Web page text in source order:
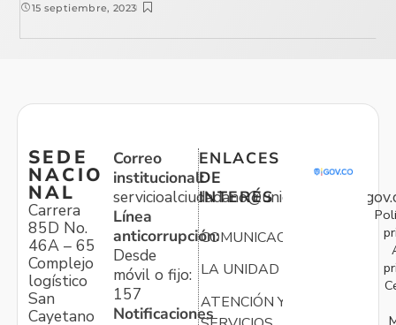
15 septiembre, 2023
SEDE
NACIO
NAL
Carrera
85D No.
46A – 65
Complejo
logístico
San
Cayetano
Correo
institucional:
Línea
anticorrupción:
Desde
móvil o fijo:
157
Notificaciones
ENLACES
DE
INTERÉS
COMUNICACIONES
LA UNIDAD
ATENCIÓN Y